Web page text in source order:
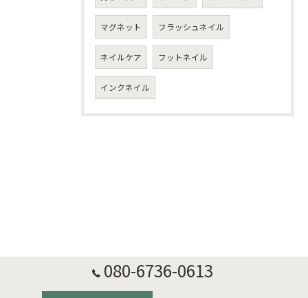
マグネット フラッシュネイル
ネイルケア フットネイル
インクネイル
080-6736-0613